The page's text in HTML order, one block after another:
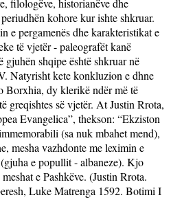
filologëve, historianëve dhe
kohore kur ishte shkruar.
e pergamenës dhe karakteristikat e
të vjetër - paleografët kanë
gjuhën shqipe është shkruar në
Natyrisht kete konkluzion e dhne
Borxhia, dy klerikë ndër më të
greqishtes së vjetër. At Justin Rrota,
Evangelica”, thekson: “Ekziston
(sa nuk mbahet mend),
mesha vazhdonte me leximin e
e popullit - albaneze). Kjo
e Pashkëve. (Justin Rrota.
Luke Matrenga 1592. Botimi I